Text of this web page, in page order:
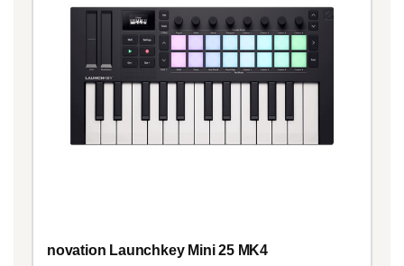
novation Launchkey Mini 25 MK4